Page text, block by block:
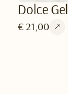
Dolce
€ 21,00